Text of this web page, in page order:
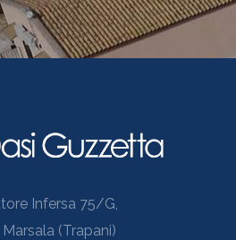
Infersa 75/G,
Marsala (Trapani)